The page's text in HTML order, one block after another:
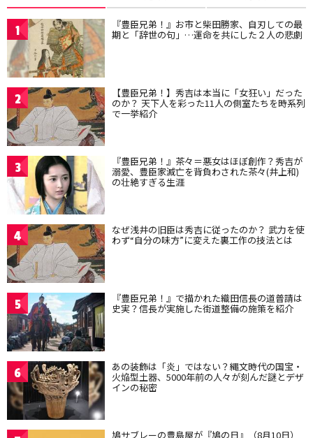
1 『豊臣兄弟！』お市と柴田勝家、自刃しての最
期と「辞世の句」…運命を共にした２人の悲劇
2 【豊臣兄弟！】秀吉は本当に「女狂い」だった
のか？ 天下人を彩った11人の側室たちを時系列
で一挙紹介
3 『豊臣兄弟！』茶々＝悪女はほぼ創作？秀吉が
溺愛、豊臣家滅亡を背負わされた茶々(井上和)
の壮絶すぎる生涯
4 なぜ浅井の旧臣は秀吉に従ったのか？ 武力を使
わず“自分の味方”に変えた裏工作の技法とは
5 『豊臣兄弟！』で描かれた織田信長の道普請は
史実？信長が実施した街道整備の施策を紹介
6 あの装飾は「炎」ではない？縄文時代の国宝・
火焔型土器、5000年前の人々が刻んだ謎とデザ
インの秘密
鳩サブレーの豊島屋が『鳩の日』（8月10日）